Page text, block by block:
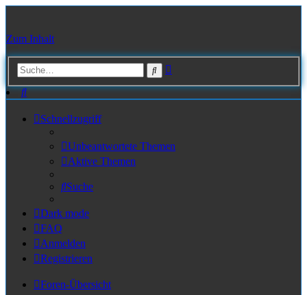
Zum Inhalt
Suche
Suche
Schnellzugriff
Unbeantwortete Themen
Aktive Themen
Suche
Dark mode
FAQ
Anmelden
Registrieren
Foren-Übersicht